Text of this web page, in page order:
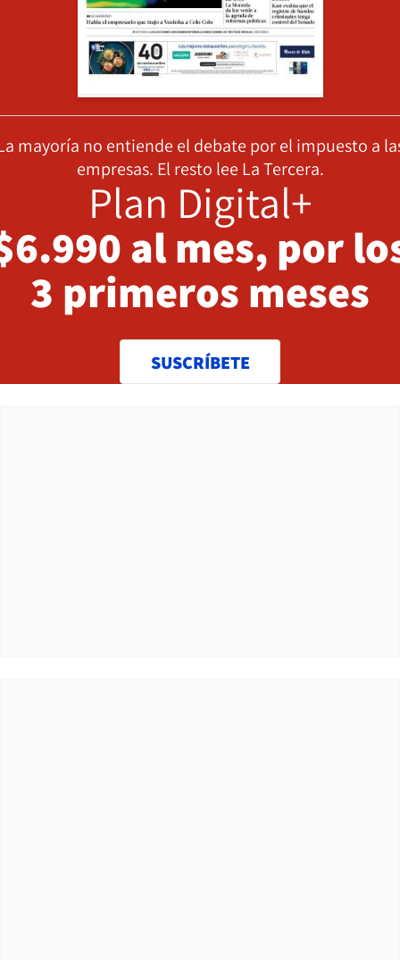
mayoría no entiende el debate por el impuesto a
empresas. El resto lee La Tercera.
Plan Digital+
al mes, por
3 primeros meses
SUSCRÍBETE